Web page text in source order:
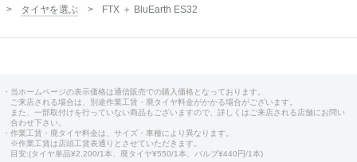
タイヤを選ぶ
FTX ＋ BluEarth ES32
・当ホームページの表示価格は通信販売での購入価格となっております。
ご来店される場合は、別途作業工賃・廃タイヤ料金がかかる場合がございます。
また、一部取付けを行っていない商品もございますので、詳しくはご来店される店舗にお問い
合わせ下さい。
・作業工賃・廃タイヤ料金は、サイズ・車種により異なります。
※作業工賃は店頭工賃表通りとさせていただきます。
目安:(タイヤ単品¥2,200/1本、廃タイヤ¥550/1本、バルブ¥440円/1本)